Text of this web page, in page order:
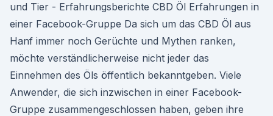
und Tier - Erfahrungsberichte CBD Öl Erfahrungen in
einer Facebook-Gruppe Da sich um das CBD Öl aus
Hanf immer noch Gerüchte und Mythen ranken,
möchte verständlicherweise nicht jeder das
Einnehmen des Öls öffentlich bekanntgeben. Viele
Anwender, die sich inzwischen in einer Facebook-
Gruppe zusammengeschlossen haben, geben ihre